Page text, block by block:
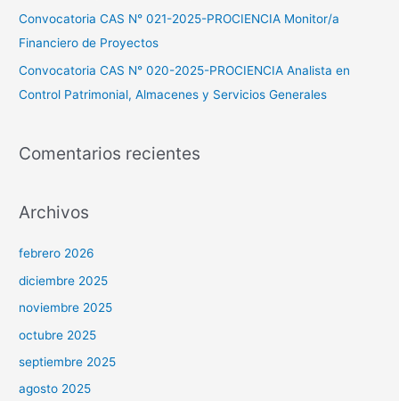
Convocatoria CAS N° 021-2025-PROCIENCIA Monitor/a
Financiero de Proyectos
Convocatoria CAS N° 020-2025-PROCIENCIA Analista en
Control Patrimonial, Almacenes y Servicios Generales
Comentarios recientes
Archivos
febrero 2026
diciembre 2025
noviembre 2025
octubre 2025
septiembre 2025
agosto 2025